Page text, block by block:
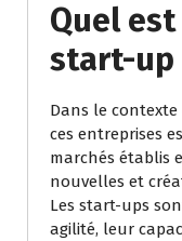
Quel est
start-up
Dans le
ces entreprises
marchés établis
nouvelles et
Les start-ups
agilité, leur